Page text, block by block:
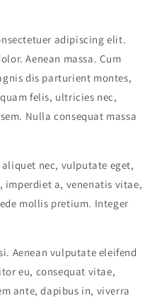
adipiscing elit.
Aenean massa. Cum
dis parturient montes,
felis, ultricies nec,
Nulla consequat massa
nec, vulputate eget,
imperdiet a, venenatis vitae,
mollis pretium. Integer
Aenean vulputate eleifend
eu, consequat vitae,
ante, dapibus in, viverra